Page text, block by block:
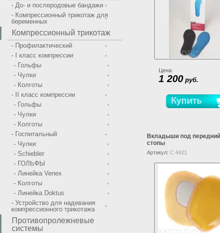
Цена:
1 200 руб.
Вкладыши под
стопы
Артикул: C 4421
- До- и послеродовые бандажи
- Компрессионный трикотаж для
беременных
Компрессионный трикотаж
- Профилактический
- I класс компрессии
- Гольфы
- Чулки
- Колготы
- II класс компрессии
- Гольфы
- Чулки
- Колготы
- Госпитальный
- Чулки
- Schiebler
- ГОЛЬФЫ
- Линейка Venex
- Колготы
- Линейка Doktus
- Устройство для надевания
компрессионного трикотажа
Противопролежневые
системы